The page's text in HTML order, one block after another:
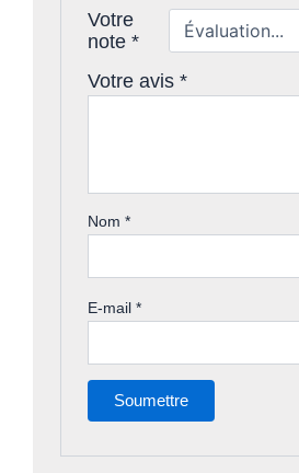
Votre
note*
Votre avis*
Nom*
E-mail*